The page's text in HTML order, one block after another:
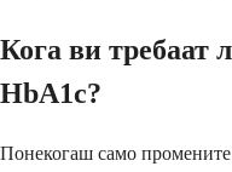
Кога ви требаат
HbA1c?
Понекогаш само